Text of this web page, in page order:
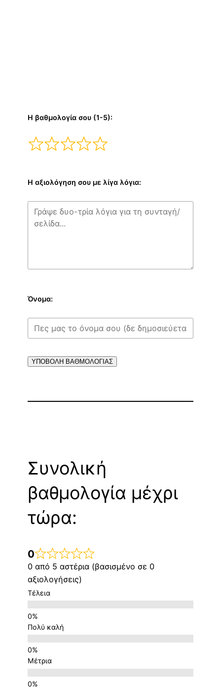
Η βαθμολογία σου (1-5):
Η αξιολόγηση σου με λίγα λόγια:
Όνομα:
ΥΠΟΒΟΛΗ ΒΑΘΜΟΛΟΓΙΑΣ
Συνολική
βαθμολογία μέχρι
τώρα:
0
0 από 5 αστέρια (βασισμένο σε 0
αξιολογήσεις)
Τέλεια
Πολύ καλή
Μέτρια